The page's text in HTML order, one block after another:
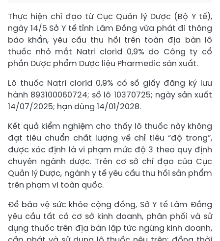
Thực hiện chỉ đạo từ Cục Quản lý Dược (Bộ Y tế),
ngày 14/5 Sở Y tế tỉnh Lâm Đồng vừa phát đi thông
báo khẩn, yêu cầu thu hồi trên toàn địa bàn lô
thuốc nhỏ mắt Natri clorid 0,9% do Công ty cổ
phần Dược phẩm Dược liệu Pharmedic sản xuất.
Lô thuốc Natri clorid 0,9% có số giấy đăng ký lưu
hành 893100060724; số lô 10370725; ngày sản xuất
14/07/2025; hạn dùng 14/01/2028.
Kết quả kiểm nghiệm cho thấy lô thuốc này không
đạt tiêu chuẩn chất lượng về chỉ tiêu “độ trong”,
được xác định là vi phạm mức độ 3 theo quy định
chuyên ngành dược. Trên cơ sở chỉ đạo của Cục
Quản lý Dược, ngành y tế yêu cầu thu hồi sản phẩm
trên phạm vi toàn quốc.
Để bảo vệ sức khỏe cộng đồng, Sở Y tế Lâm Đồng
yêu cầu tất cả cơ sở kinh doanh, phân phối và sử
dụng thuốc trên địa bàn lập tức ngừng kinh doanh,